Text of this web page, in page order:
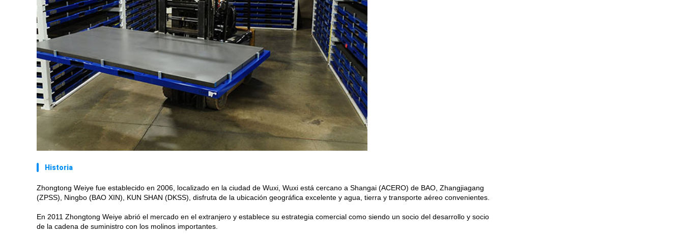
Historia
Zhongtong Weiye fue establecido en 2006, localizado en la ciudad de Wuxi, Wuxi está cercano a Shangai (ACERO) de BAO, Zhangjiagang
(ZPSS), Ningbo (BAO XIN), KUN SHAN (DKSS), disfruta de la ubicación geográfica excelente y agua, tierra y transporte aéreo convenientes.
En 2011 Zhongtong Weiye abrió el mercado en el extranjero y establece su estrategia comercial como siendo un socio del desarrollo y socio
de la cadena de suministro con los molinos importantes.